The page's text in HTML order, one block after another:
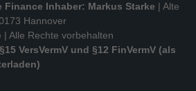
Finance Inhaber: Markus Starke | Alte
Hannover
| Alle Rechte vorbehalten
VersVermV und §12 FinVermV (als